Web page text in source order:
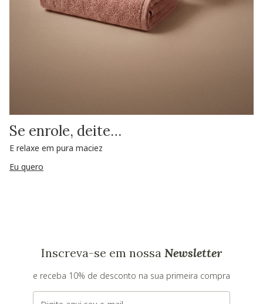
Se enrole, deite…
E relaxe em pura maciez
Eu quero
Inscreva-se em nossa Newsletter
e receba 10% de desconto na sua primeira compra
E-mail